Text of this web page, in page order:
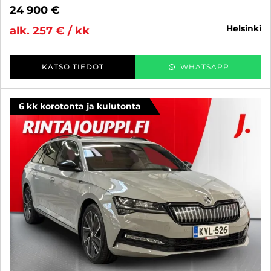
24 900 €
alk. 257 € / kk
helsinki
KATSO TIEDOT WHATSAPP
6 kk korotonta ja kulutonta